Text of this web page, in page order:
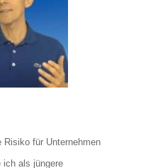
Risiko für Unternehmen
ich als jüngere